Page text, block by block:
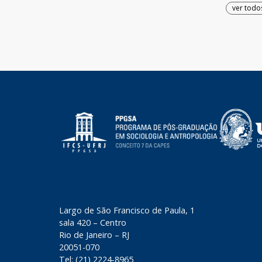
ver
​Largo de São Francisco de Paula, 1
sala 420 – Centro
Rio de Janeiro – RJ
20051-070
Tel: (21) 2224-8965